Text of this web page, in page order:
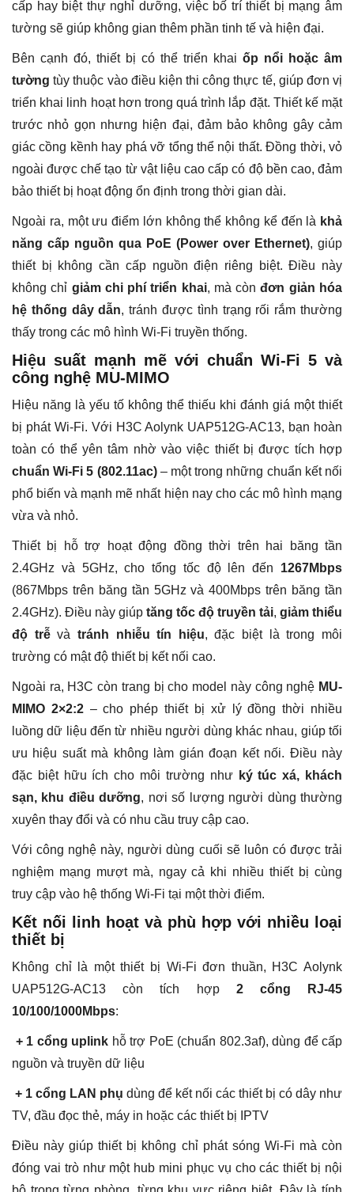
cấp hay biệt thự nghỉ dưỡng, việc bố trí thiết bị mạng âm
tường sẽ giúp không gian thêm phần tinh tế và hiện đại.
Bên cạnh đó, thiết bị có thể triển khai ốp nổi hoặc âm
tường tùy thuộc vào điều kiện thi công thực tế, giúp đơn vị
triển khai linh hoạt hơn trong quá trình lắp đặt. Thiết kế mặt
trước nhỏ gọn nhưng hiện đại, đảm bảo không gây cảm
giác cồng kềnh hay phá vỡ tổng thể nội thất. Đồng thời, vỏ
ngoài được chế tạo từ vật liệu cao cấp có độ bền cao, đảm
bảo thiết bị hoạt động ổn định trong thời gian dài.
Ngoài ra, một ưu điểm lớn không thể không kể đến là khả
năng cấp nguồn qua PoE (Power over Ethernet), giúp
thiết bị không cần cấp nguồn điện riêng biệt. Điều này
không chỉ giảm chi phí triển khai, mà cònđơn giản hóa
hệ thống dây dẫn, tránh được tình trạng rối rắm thường
thấy trong các mô hình Wi-Fi truyền thống.
Hiệu suất mạnh mẽ với chuẩn Wi-Fi 5 và
công nghệ MU-MIMO
Hiệu năng là yếu tố không thể thiếu khi đánh giá một thiết
bị phát Wi-Fi. Với H3C Aolynk UAP512G-AC13, bạn hoàn
toàn có thể yên tâm nhờ vào việc thiết bị được tích hợp
chuẩn Wi-Fi 5 (802.11ac)– một trong những chuẩn kết nối
phổ biến và mạnh mẽ nhất hiện nay cho các mô hình mạng
vừa và nhỏ.
Thiết bị hỗ trợ hoạt động đồng thời trên hai băng tần
2.4GHz và 5GHz, cho tổng tốc độ lên đến 1267Mbps
(867Mbps trên băng tần 5GHz và 400Mbps trên băng tần
2.4GHz). Điều này giúp tăng tốc độ truyền tải, giảm thiểu
độ trễvà tránh nhiễu tín hiệu, đặc biệt là trong môi
trường có mật độ thiết bị kết nối cao.
Ngoài ra, H3C còn trang bị cho model này công nghệ MU-
MIMO 2×2:2– cho phép thiết bị xử lý đồng thời nhiều
luồng dữ liệu đến từ nhiều người dùng khác nhau, giúp tối
ưu hiệu suất mà không làm gián đoạn kết nối. Điều này
đặc biệt hữu ích cho môi trường như ký túc xá, khách
sạn, khu điều dưỡng, nơi số lượng người dùng thường
xuyên thay đổi và có nhu cầu truy cập cao.
Với công nghệ này, người dùng cuối sẽ luôn có được trải
nghiệm mạng mượt mà, ngay cả khi nhiều thiết bị cùng
truy cập vào hệ thống Wi-Fi tại một thời điểm.
Kết nối linh hoạt và phù hợp với nhiều loại
thiết bị
Không chỉ là một thiết bị Wi-Fi đơn thuần, H3C Aolynk
UAP512G-AC13 còn tích hợp 2 cổng RJ-45
10/100/1000Mbps:
+ 1 cổng uplink hỗ trợ PoE (chuẩn 802.3af), dùng để cấp
nguồn và truyền dữ liệu
+ 1 cổng LAN phụ dùng để kết nối các thiết bị có dây như
TV, đầu đọc thẻ, máy in hoặc các thiết bị IPTV
Điều này giúp thiết bị không chỉ phát sóng Wi-Fi mà còn
đóng vai trò như một hub mini phục vụ cho các thiết bị nội